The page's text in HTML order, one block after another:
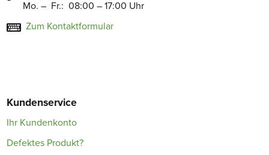
Mo. – Fr.: 08:00 – 17:00 Uhr
Zum Kontaktformular
Kundenservice
Ihr Kundenkonto
Defektes Produkt?